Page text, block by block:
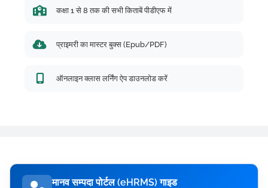
कक्षा 1 से 8 तक की सभी किताबें पीडीएफ में
प्राइमरी का मास्टर बुक्स (Epub/PDF)
ऑनलाइन क्लास लर्निंग ऐप डाउनलोड करें
मानव सम्पदा पोर्टल (eHRMS) गाइड